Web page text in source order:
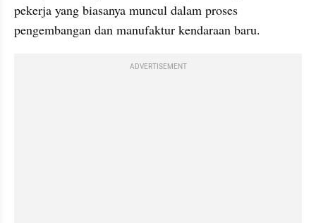
pekerja yang biasanya muncul dalam proses
pengembangan dan manufaktur kendaraan baru.
ADVERTISEMENT